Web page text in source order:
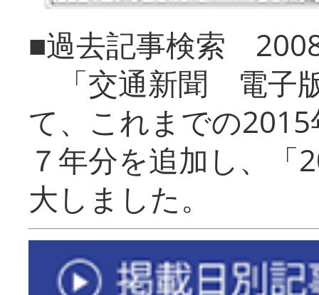
■過去記事検索
「交通新聞 電子
て、これまでの
７年分を追加し、「
大しまし